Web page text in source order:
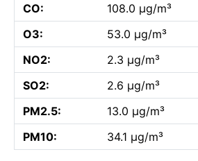
CO:
108.0 µg/m³
O3:
53.0 µg/m³
NO2:
2.3 µg/m³
SO2:
2.6 µg/m³
PM2.5:
13.0 µg/m³
PM10:
34.1 µg/m³